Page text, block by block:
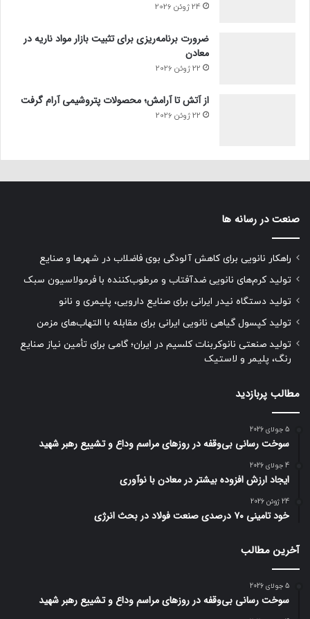
24 ژوئن 2026
ضرورت برنامه‌ریزی برای تثبیت بازار مواد ناریه در
معادن
22 ژوئن 2026
از آتش تا آرامش؛ محصولات پتروشیمی آرام گرفت
22 ژوئن 2026
صنعت در رسانه ها
راهکار نانویی برای کاهش آلودگی بوی فاضلاب در شهرها و صنایع
تولید کرم‌های نانویی ضدآفتاب و مرطوب‌کننده با فرمولاسیون سبک
تولید دستگاه نیدر ایرانی برای صنایع دارویی، پلیمری و نانو
تولید کپسول گیاهی نانویی ایرانی برای مقابله با التهاب‌های مزمن
تولید صنعتی نانوکربنات کلسیم در ایران؛ گامی برای تأمین نیاز صنایع
رنگ، پلیمر و لاستیک
مطالب پربازدید
5 جولای 2026
سوخت رسانی بی‌وقفه در روز‌های مراسم وداع و تشییع رهبر شهید
4 جولای 2026
ایجاد ارزش افزوده بیشتر در معادن با نوآوری
24 ژوئن 2026
خود تامینی ۷۰ درصدی صنعت فولاد در بحث انرژی
آخرین مطالب
5 جولای 2026
سوخت رسانی بی‌وقفه در روز‌های مراسم وداع و تشییع رهبر شهید